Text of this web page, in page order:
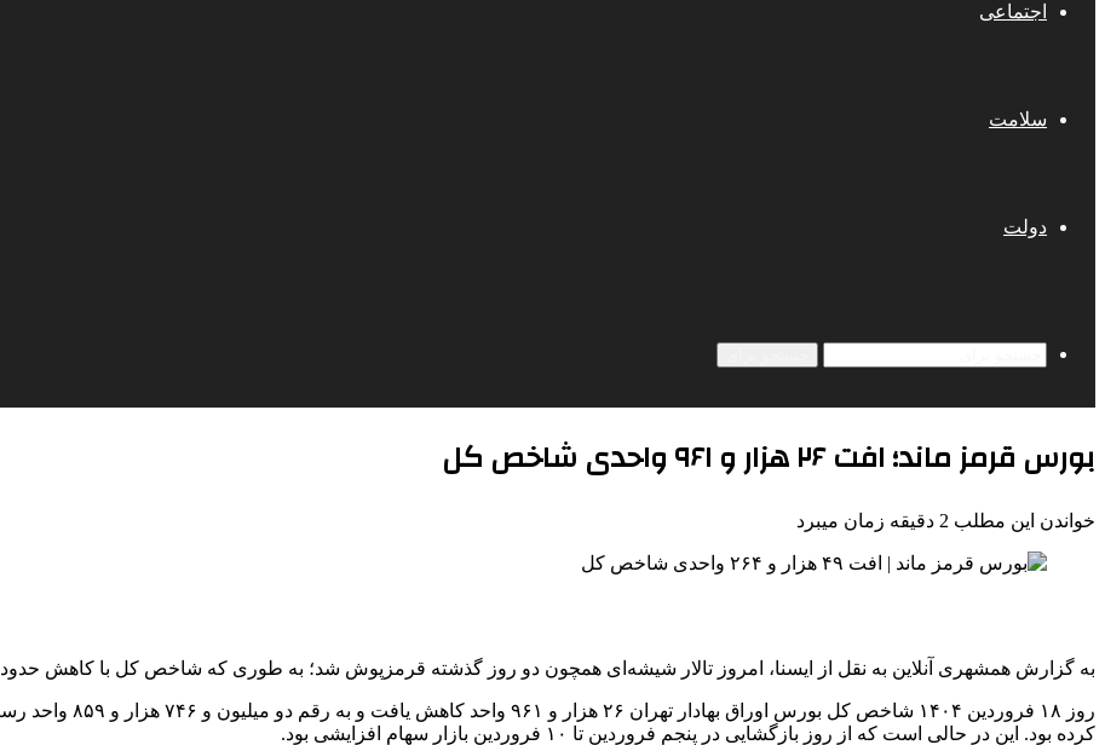
اجتماعی
سلامت
دولت
بورس قرمز ماند؛ افت ۲۶ هزار و ۹۶۱ واحدی شاخص کل
خواندن این مطلب 2 دقیقه زمان میبرد
به گزارش همشهری آنلاین به نقل از ایسنا، امروز تالار شیشه‌ای همچون دو روز گذشته قرمزپوش شد؛ به طوری که شاخص کل با کاهش حدود ۲۷ هزار واحد به رقم دو میلیون و ۷۴۶ هزار واحد رسید.
کرده بود. این در حالی است که از روز بازگشایی در پنجم فروردین تا ۱۰ فروردین بازار سهام افزایشی بود.